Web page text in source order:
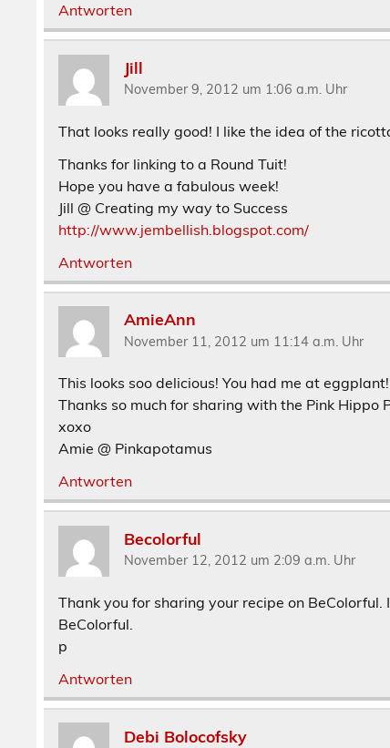
Antworten
Jill
November 9, 2012 um 1:06 a.m. Uhr
That looks really good! I like the idea of the
Thanks for linking to a Round Tuit!
Hope you have a fabulous week!
Jill @ Creating my way to Success
http://www.jembellish.blogspot.com/
Antworten
AmieAnn
November 11, 2012 um 11:14 a.m. Uhr
This looks soo delicious! You had me at
Thanks so much for sharing with the Pink Hippo
xoxo
Amie @ Pinkapotamus
Antworten
Becolorful
November 12, 2012 um 2:09 a.m. Uhr
Thank you for sharing your recipe on
BeColorful.
p
Antworten
Debi Bolocofsky